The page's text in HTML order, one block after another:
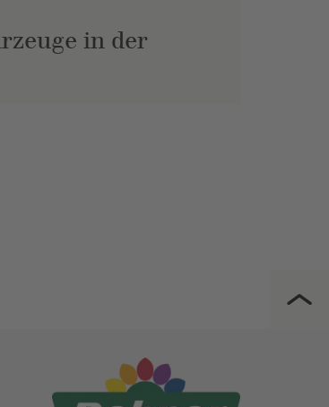
in der